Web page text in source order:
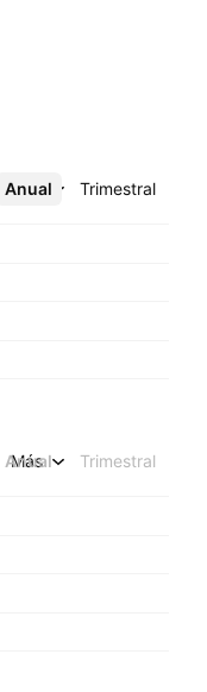
Anual Trimestral
Más
Anual Trimestral
Más